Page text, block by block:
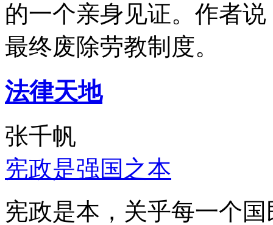
的一个亲身见证。作者
最终废除劳教制度。
法律天地
张千帆
宪政是强国之本
宪政是本，关乎每一个